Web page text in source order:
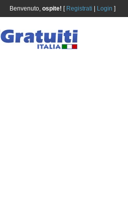
Benvenuto, ospite! [ Registrati Login ]